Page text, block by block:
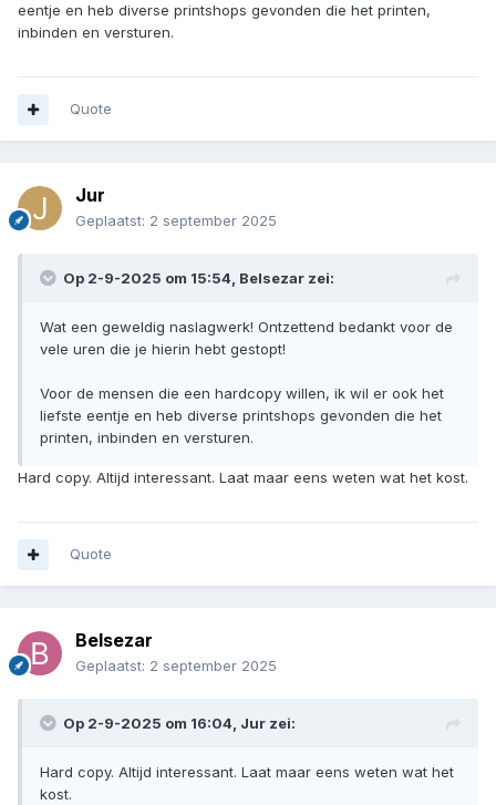
eentje en heb diverse printshops gevonden die het printen,
inbinden en versturen.
Quote
Jur
Geplaatst: 2 september 2025
Op 2-9-2025 om 15:54, Belsezar zei:
Wat een geweldig naslagwerk! Ontzettend bedankt voor de
vele uren die je hierin hebt gestopt!
Voor de mensen die een hardcopy willen, ik wil er ook het
liefste eentje en heb diverse printshops gevonden die het
printen, inbinden en versturen.
Hard copy. Altijd interessant. Laat maar eens weten wat het kost.
Quote
Belsezar
Geplaatst: 2 september 2025
Op 2-9-2025 om 16:04, Jur zei:
Hard copy. Altijd interessant. Laat maar eens weten wat het
kost.